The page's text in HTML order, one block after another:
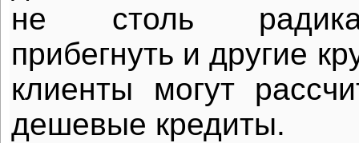
не столь
прибегнуть и другие
клиенты могут
дешевые кредиты.